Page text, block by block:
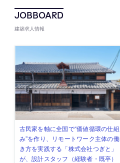
建築求人情報
佐々木慧が主宰する「axonometric株
式会社」が、設計スタッフ（経験
者・既卒・2027年新卒）を募集中
古民家を軸に全国で“価値循環の仕組
み”を作り、リモートワーク主体の働
き方を実践する「株式会社つぎと」
が、設計スタッフ（経験者・既卒）
リノベる株式会社が、設計パートナ
ー (業務委託) を募集中
社会への影響力のある建築を手掛
け、スタッフ同士で助け合う環境づ
くりも行う「E.A.S.T.architects」
が、設計スタッフ（経験者・既卒・
代官山を拠点に活動する「梅澤竜也 /
ALA INC.」が、設計スタッフ・アル
バイト・事務職を募集中